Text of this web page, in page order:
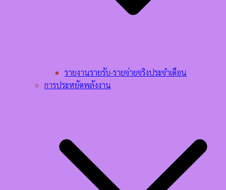
รายงานรายรับ-รายจ่ายจริงประจำเดือน
การประหยัดพลังงาน